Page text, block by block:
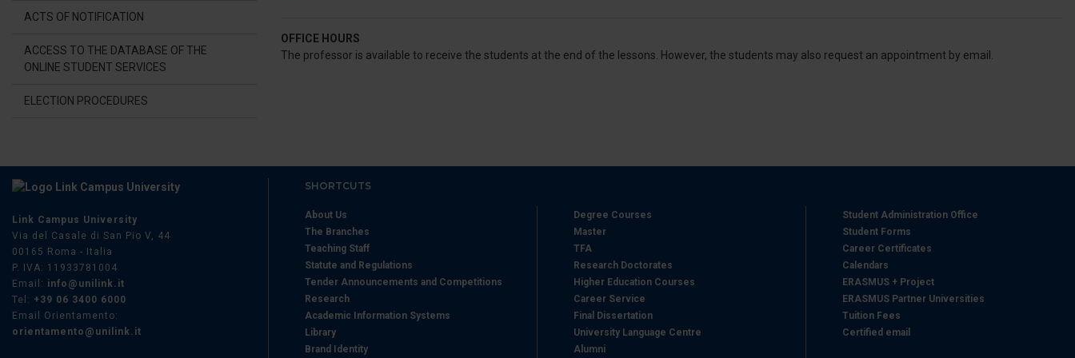
ACTS OF NOTIFICATION
ACCESS TO THE DATABASE OF THE
ONLINE STUDENT SERVICES
ELECTION PROCEDURES
OFFICE HOURS
The professor is available to receive the students at the end of the lessons. However, the students may also request an appointment by email.
Link Campus University
Via del Casale di San Pio V, 44
00165 Roma - Italia
P. IVA: 11933781004
Email: info@unilink.it
Tel: +39 06 3400 6000
Email Orientamento:
orientamento@unilink.it
SHORTCUTS
About Us
The Branches
Teaching Staff
Statute and Regulations
Tender Announcements and Competitions
Research
Academic Information Systems
Library
Brand Identity
Degree Courses
Master
TFA
Research Doctorates
Higher Education Courses
Career Service
Final Dissertation
University Language Centre
Alumni
Student Administration Office
Student Forms
Career Certificates
Calendars
ERASMUS + Project
ERASMUS Partner Universities
Tuition Fees
Certified email